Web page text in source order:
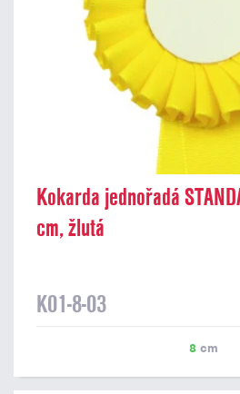
Kokarda jednořadá
cm, žlutá
K01-8-03
8 cm